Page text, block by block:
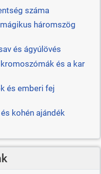
száma
háromszög
és ágyúlövés
és a kar
és emberi fej
kohén ajándék